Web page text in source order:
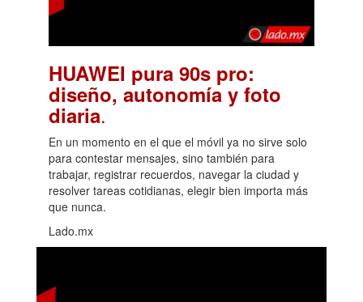
HUAWEI pura 90s pro:
diseño, autonomía y foto
diaria.
En un momento en el que el móvil ya no sirve solo
para contestar mensajes, sino también para
trabajar, registrar recuerdos, navegar la ciudad y
resolver tareas cotidianas, elegir bien importa más
que nunca.
Lado.mx